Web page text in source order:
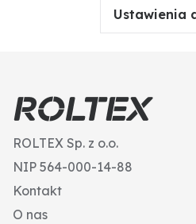
Ustawienia
ROLTEX Sp. z o.o.
NIP 564-000-14-88
Kontakt
O nas